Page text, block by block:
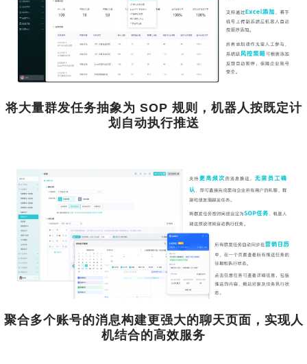
将大量群发任务抽象为 SOP 规则，机器人按既定计
划自动执行推送
聚合多个账号的消息构建更强大的聊天页面，实现人
机结合的高效服务